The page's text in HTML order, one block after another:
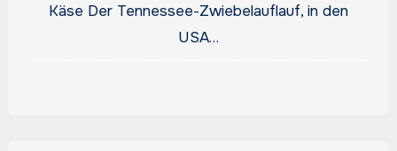
Käse Der Tennessee-Zwiebelauflauf, in den
USA…